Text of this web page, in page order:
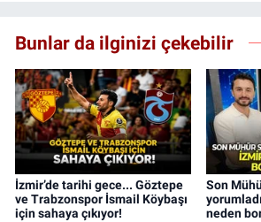
Bunlar da ilginizi çekebilir
İzmir’de tarihi gece... Göztepe
ve Trabzonspor İsmail Köybaşı
için sahaya çıkıyor!
Son
neden